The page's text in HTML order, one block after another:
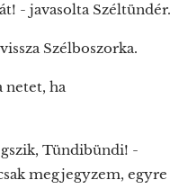
- javasolta Széltündér.
Szélboszorka.
netet, ha
Tündibündi! -
megjegyzem, egyre